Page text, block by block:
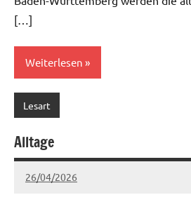
[…]
Weiterlesen
Lesart
Alltage
26/04/2026
Ria
Keine